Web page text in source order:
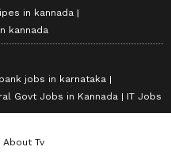
in kannada
kannada
bank jobs in karnataka
Govt Jobs in Kannada IT Jobs
About Tv